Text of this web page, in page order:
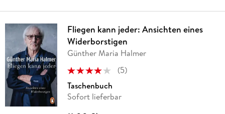
Fliegen kann jeder: Ansichten eines
Widerborstigen
Günther Maria Halmer
(5)
Taschenbuch
Sofort lieferbar